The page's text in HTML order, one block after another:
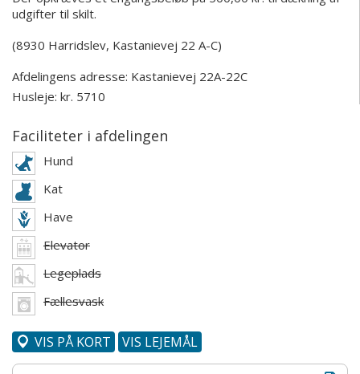
udgifter til skilt.
(8930 Harridslev, Kastanievej 22 A-C)
Afdelingens adresse: Kastanievej 22A-22C
Husleje: kr. 5710
Faciliteter i afdelingen
Hund
Kat
Have
Elevator
Legeplads
Fællesvask
VIS PÅ KORT VIS LEJEMÅL